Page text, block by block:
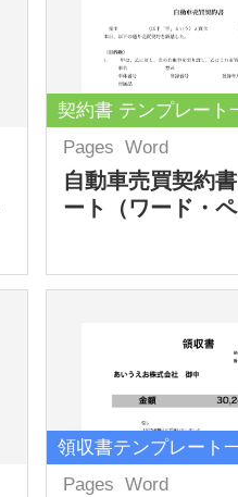
契約書 テンプレート
Pages Word
自動車売買契約
ート（ワード・ペ
領収書テンプレート
Pages Word